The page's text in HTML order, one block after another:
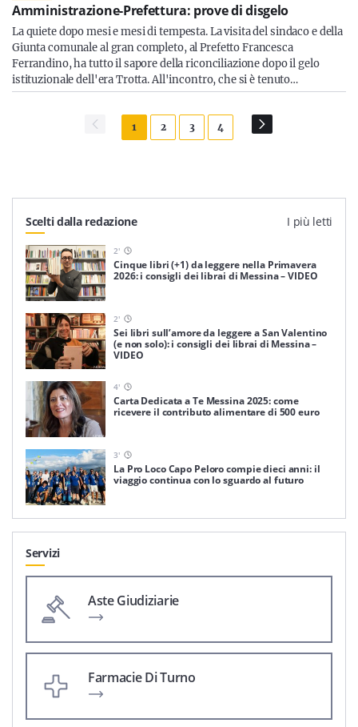
Amministrazione-Prefettura: prove di disgelo
La quiete dopo mesi e mesi di tempesta. La visita del sindaco e della
Giunta comunale al gran completo, al Prefetto Francesca
Ferrandino, ha tutto il sapore della riconciliazione dopo il gelo
istituzionale dell'era Trotta. All'incontro, che si è tenuto…
1 2 3 4
Scelti dalla redazione I più letti
2'
Cinque libri (+1) da leggere nella Primavera
2026: i consigli dei librai di Messina – VIDEO
2'
Sei libri sull’amore da leggere a San Valentino
(e non solo): i consigli dei librai di Messina –
VIDEO
4'
Carta Dedicata a Te Messina 2025: come
ricevere il contributo alimentare di 500 euro
3'
La Pro Loco Capo Peloro compie dieci anni: il
viaggio continua con lo sguardo al futuro
Servizi
Aste Giudiziarie
Farmacie Di Turno